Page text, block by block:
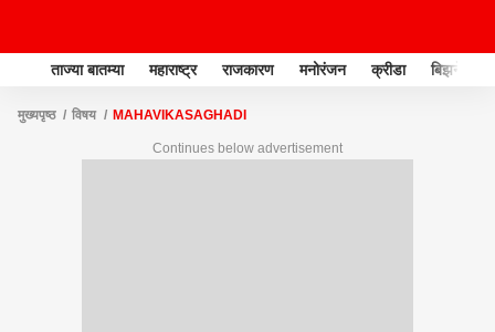
ताज्या बातम्या महाराष्ट्र राजकारण मनोरंजन क्रीडा बिझनेस
मुख्यपृष्ठ विषय MAHAVIKASAGHADI
Continues below advertisement